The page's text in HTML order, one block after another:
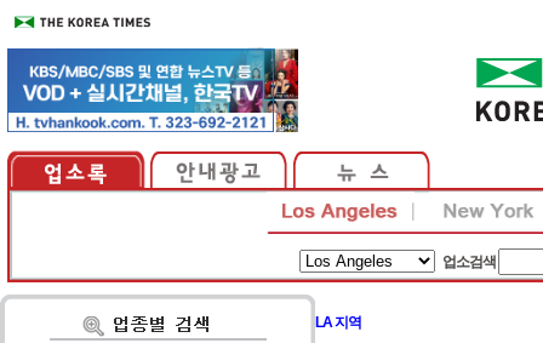
업소검색
LA 지역